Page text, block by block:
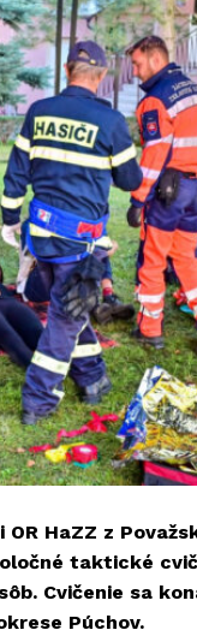
HaZZ z
taktické
. Cvičenie sa
Púchov.